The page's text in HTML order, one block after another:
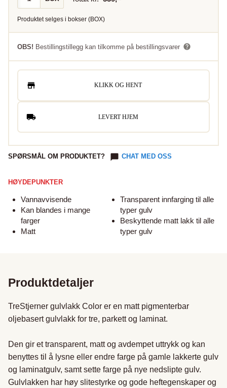
Produktet selges i bokser (BOX)
OBS! Bestillingstillegg kan tilkomme på bestillingsvarer
KLIKK OG HENT
LEVERT HJEM
SPØRSMÅL OM PRODUKTET? CHAT MED OSS
HØYDEPUNKTER
Vannavvisende
Kan blandes i mange
farger
Matt
Transparent innfarging til alle
typer gulv
Beskyttende matt lakk til alle
typer gulv
Produktdetaljer
TreStjerner gulvlakk Color er en matt pigmenterbar
oljebasert gulvlakk for tre, parkett og laminat.
Den gir et transparent, matt og avdempet uttrykk og kan
benyttes til å lysne eller endre farge på gamle lakkerte gulv
og laminatgulv, samt sette farge på nye nedslipte gulv.
Gulvlakken har høy slitestyrke og gode heftegenskaper og